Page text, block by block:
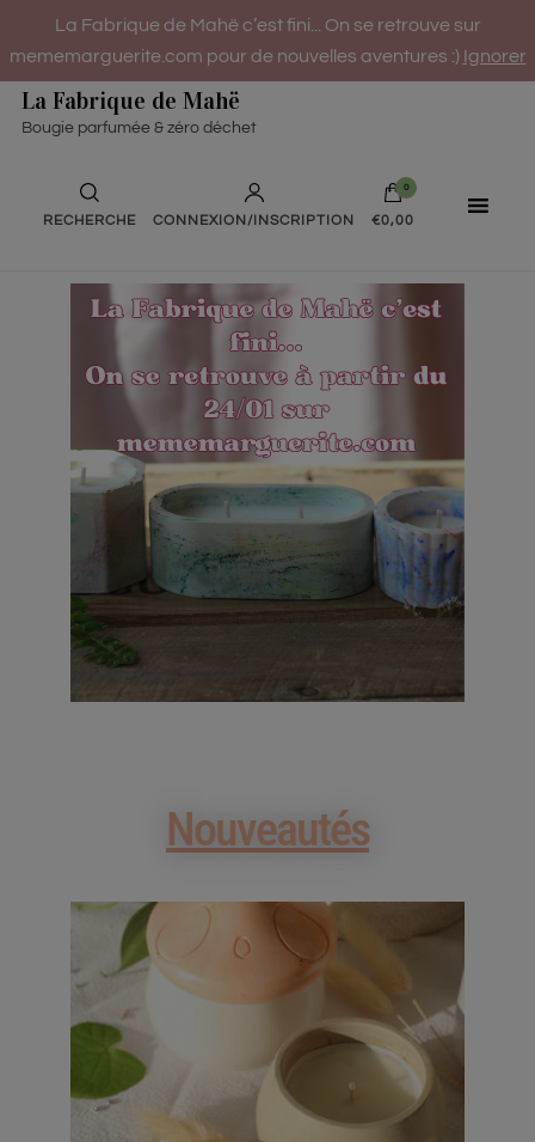
La Fabrique de Mahë c’est fini... On se retrouve sur
mememarguerite.com pour de nouvelles aventures :) Ignorer
La Fabrique de Mahë
Bougie parfumée & zéro déchet
RECHERCHE CONNEXION/INSCRIPTION
0
€0,00
Nouveautés